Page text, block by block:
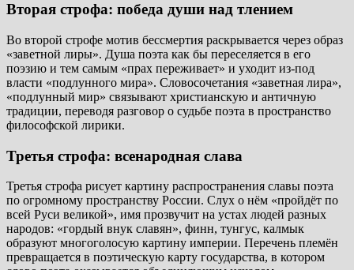
Вторая строфа: победа души над тлением
Во второй строфе мотив бессмертия раскрывается через образ
«заветной лиры». Душа поэта как бы переселяется в его
поэзию и тем самым «прах переживает» и уходит из-под
власти «подлунного мира». Словосочетания «заветная лира»,
«подлунный мир» связывают христианскую и античную
традиции, переводя разговор о судьбе поэта в пространство
философской лирики.
Третья строфа: всенародная слава
Третья строфа рисует картину распространения славы поэта
по огромному пространству России. Слух о нём «пройдёт по
всей Руси великой», имя прозвучит на устах людей разных
народов: «гордый внук славян», финн, тунгус, калмык
образуют многоголосую картину империи. Перечень племён
превращается в поэтическую карту государства, в котором